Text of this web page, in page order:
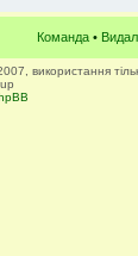
Команда •
використання